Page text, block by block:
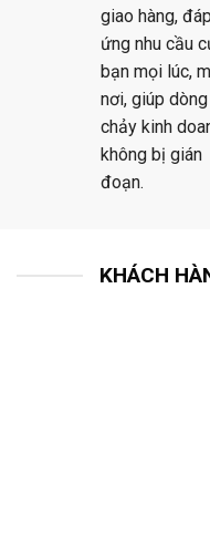
giao hàng, đáp
ứng nhu cầu
bạn mọi lúc,
nơi, giúp dòng
chảy kinh
không bị gián
đoạn.
KHÁCH